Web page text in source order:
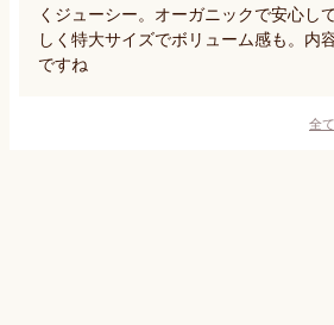
くジューシー。オーガニックで安心し
しく特大サイズでボリューム感も。内
ですね
全